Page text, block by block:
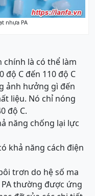
nhựa PA
chính là có thể làm
C đến 110 độ C
ảnh hưởng gì đến
liệu. Nó chỉ nóng
độ C.
năng chống lại lực
khả năng cách điện
trơn do hệ số ma
thường được ứng